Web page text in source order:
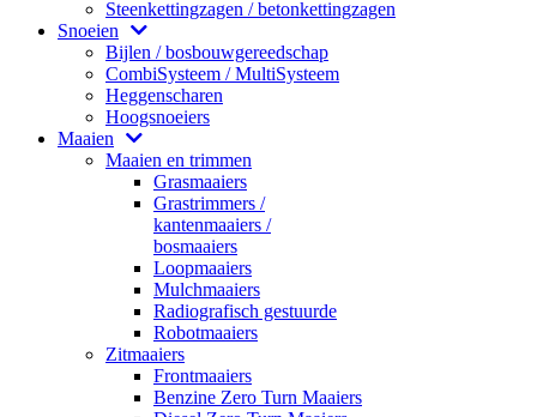
Steenkettingzagen / betonkettingzagen
Snoeien
Bijlen / bosbouwgereedschap
CombiSysteem / MultiSysteem
Heggenscharen
Hoogsnoeiers
Maaien
Maaien en trimmen
Grasmaaiers
Grastrimmers /
kantenmaaiers /
bosmaaiers
Loopmaaiers
Mulchmaaiers
Radiografisch gestuurde
Robotmaaiers
Zitmaaiers
Frontmaaiers
Benzine Zero Turn Maaiers